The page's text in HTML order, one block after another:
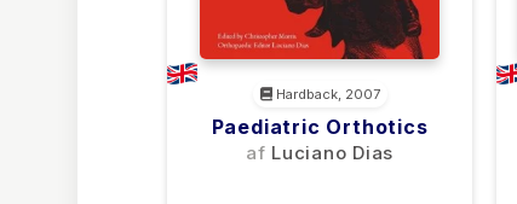
Hardback, 2007
Paediatric Orthotics
af Luciano Dias